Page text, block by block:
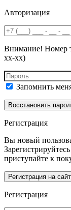
Авторизация
Внимание! Номер
хх-хх)
Запомнить
Регистрация
Вы новый
приступайте к
Регистрация